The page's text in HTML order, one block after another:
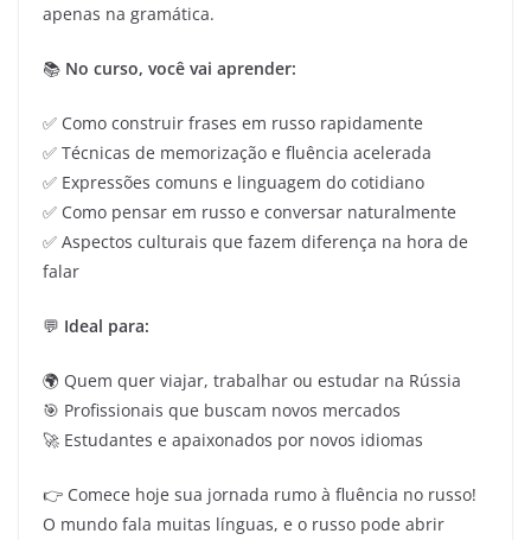
apenas na gramática.
📚 No curso, você vai aprender:
✅ Como construir frases em russo rapidamente
✅ Técnicas de memorização e fluência acelerada
✅ Expressões comuns e linguagem do cotidiano
✅ Como pensar em russo e conversar naturalmente
✅ Aspectos culturais que fazem diferença na hora de
falar
💬 Ideal para:
🌍 Quem quer viajar, trabalhar ou estudar na Rússia
🎯 Profissionais que buscam novos mercados
🚀 Estudantes e apaixonados por novos idiomas
👉 Comece hoje sua jornada rumo à fluência no russo!
O mundo fala muitas línguas, e o russo pode abrir